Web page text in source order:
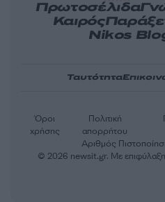
Πρωτοσέλιδα
Καιρός
Nikos
Ταυτότητα
Αριθμός
Όροι
χρήσης
Πολιτική
απορρήτου
© 2026 newsit.gr. Με επιφύλαξη